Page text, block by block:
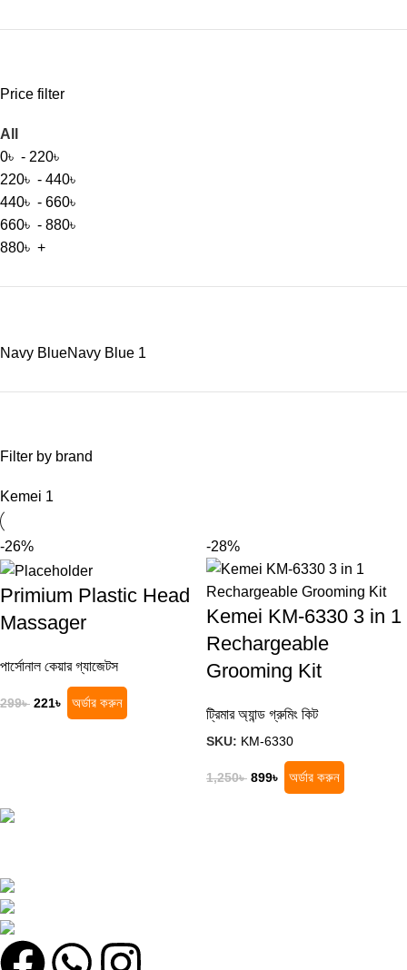
Price filter
All
0৳ - 220৳
220৳ - 440৳
440৳ - 660৳
660৳ - 880৳
880৳ +
Navy BlueNavy Blue 1
Filter by brand
Kemei 1
-26%
Primium Plastic Head
Massager
পার্সোনাল কেয়ার গ্যাজেটস
299৳ 221৳ অর্ডার করুন
-28%
Kemei KM-6330 3 in 1
Rechargeable
Grooming Kit
ট্রিমার অ্যান্ড গ্রুমিং কিট
SKU: KM-6330
1,250৳ 899৳ অর্ডার করুন